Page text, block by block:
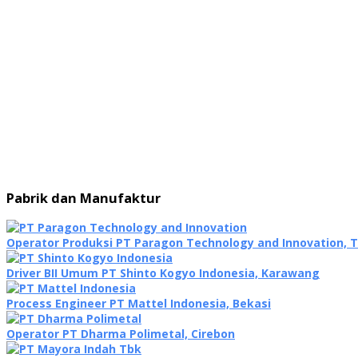
Pabrik dan Manufaktur
Operator Produksi PT Paragon Technology and Innovation,
Driver BII Umum PT Shinto Kogyo Indonesia, Karawang
Process Engineer PT Mattel Indonesia, Bekasi
Operator PT Dharma Polimetal, Cirebon